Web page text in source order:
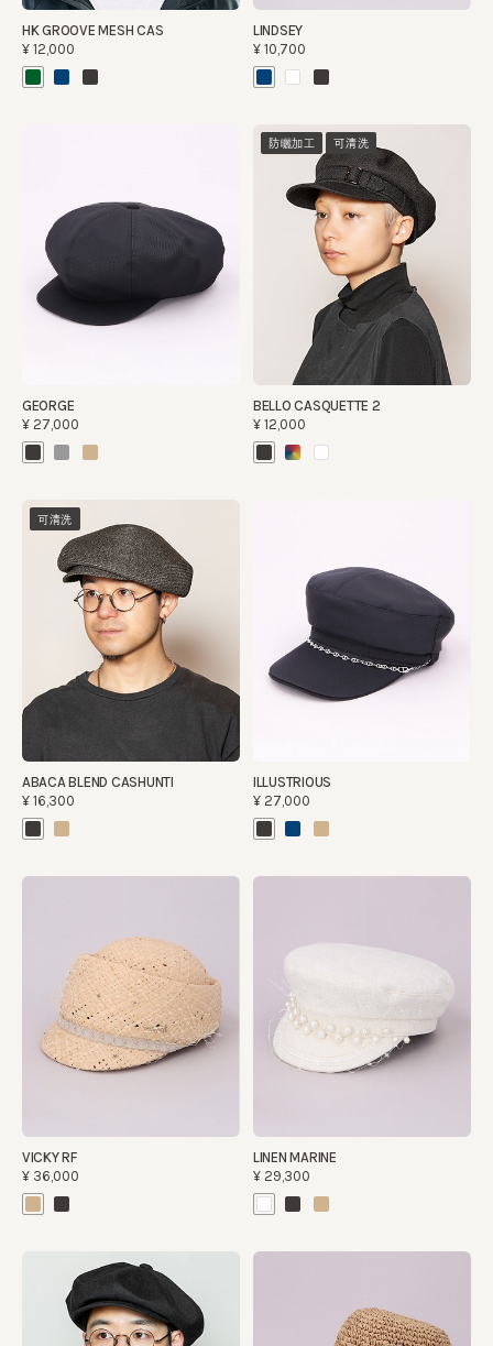
HK GROOVE MESH CAS
¥12,000
LINDSEY
¥10,700
GEORGE
¥27,000
防曬加工 可清洗
BELLO CASQUETTE 2
¥12,000
可清洗
ABACA BLEND CASHUNTI
¥16,300
ILLUSTRIOUS
¥27,000
VICKY RF
¥36,000
LINEN MARINE
¥29,300